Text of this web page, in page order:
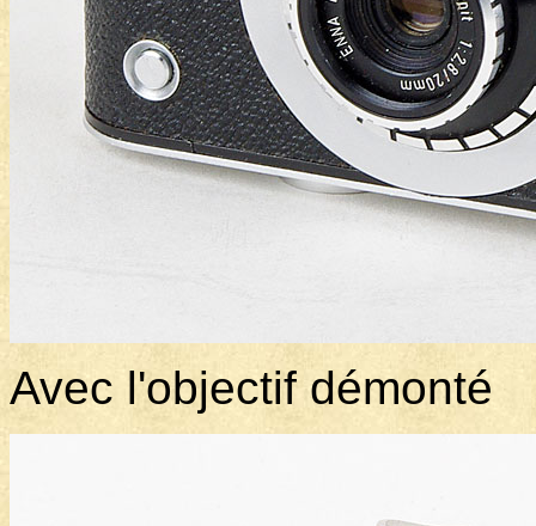
Avec l'objectif démonté